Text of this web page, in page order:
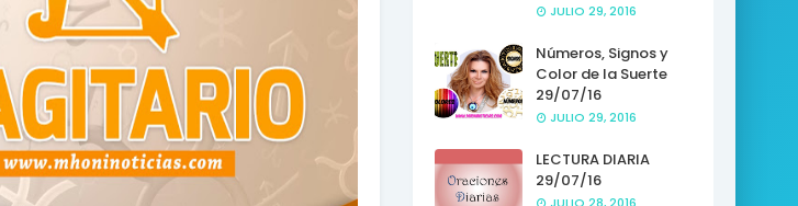
JULIO 29, 2016
Números, Signos y
Color de la Suerte
29/07/16
JULIO 29, 2016
LECTURA DIARIA
29/07/16